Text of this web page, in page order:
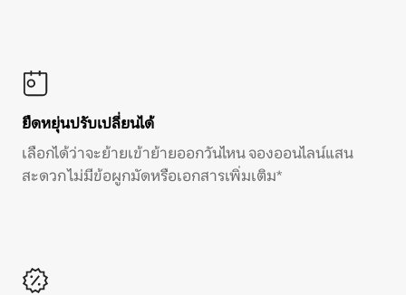
ยืดหยุ่นปรับเปลี่ยนได้
เลือกได้ว่าจะย้ายเข้าย้ายออกวันไหน จองออนไลน์แสน
สะดวก ไม่มีข้อผูกมัดหรือเอกสารเพิ่มเติม*